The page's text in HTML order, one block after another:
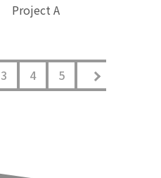
Project A
3 4 5